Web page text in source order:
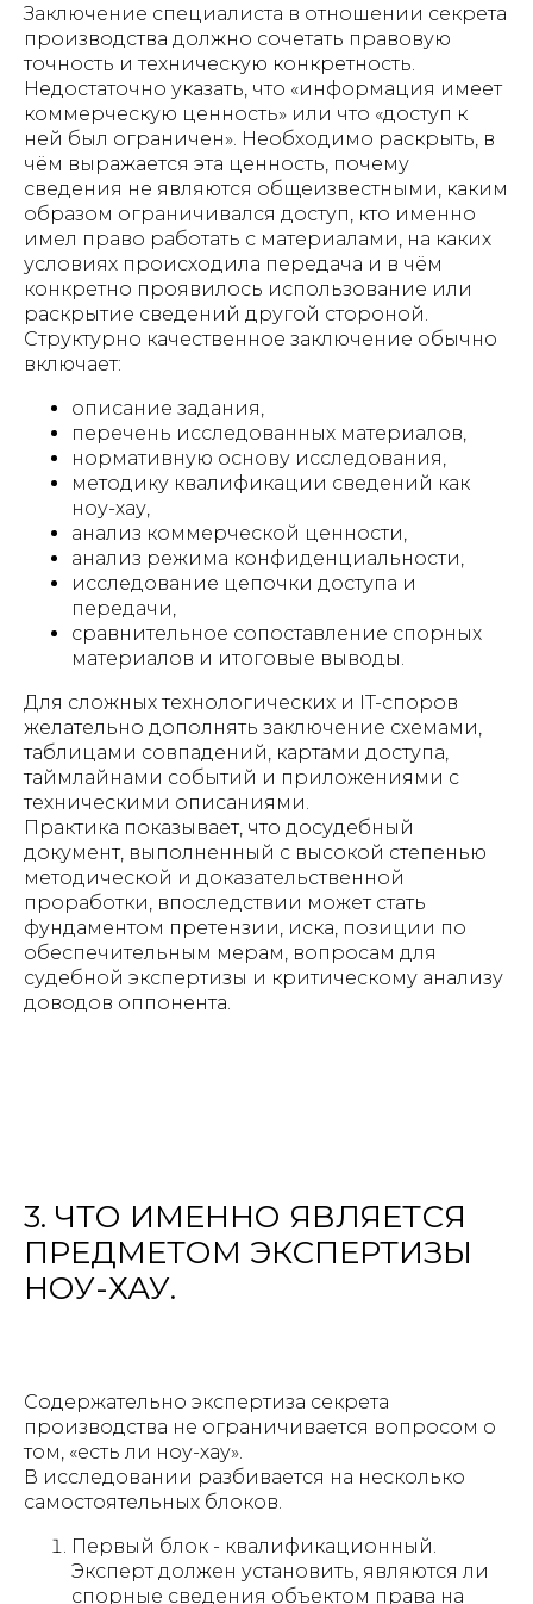
Заключение специалиста в отношении секрета
производства должно сочетать правовую
точность и техническую конкретность.
Недостаточно указать, что «информация имеет
коммерческую ценность» или что «доступ к
ней был ограничен». Необходимо раскрыть, в
чём выражается эта ценность, почему
сведения не являются общеизвестными, каким
образом ограничивался доступ, кто именно
имел право работать с материалами, на каких
условиях происходила передача и в чём
конкретно проявилось использование или
раскрытие сведений другой стороной.
Структурно качественное заключение обычно
включает:
описание задания,
перечень исследованных материалов,
нормативную основу исследования,
методику квалификации сведений как
ноу-хау,
анализ коммерческой ценности,
анализ режима конфиденциальности,
исследование цепочки доступа и
передачи,
сравнительное сопоставление спорных
материалов и итоговые выводы.
Для сложных технологических и IT-споров
желательно дополнять заключение схемами,
таблицами совпадений, картами доступа,
таймлайнами событий и приложениями с
техническими описаниями.
Практика показывает, что досудебный
документ, выполненный с высокой степенью
методической и доказательственной
проработки, впоследствии может стать
фундаментом претензии, иска, позиции по
обеспечительным мерам, вопросам для
судебной экспертизы и критическому анализу
доводов оппонента.
3. ЧТО ИМЕННО ЯВЛЯЕТСЯ
ПРЕДМЕТОМ ЭКСПЕРТИЗЫ
НОУ-ХАУ.
Содержательно экспертиза секрета
производства не ограничивается вопросом о
том, «есть ли ноу-хау».
В исследовании разбивается на несколько
самостоятельных блоков.
Первый блок - квалификационный.
Эксперт должен установить, являются ли
спорные сведения объектом права на